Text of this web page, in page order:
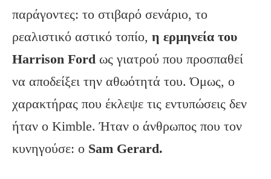
παράγοντες: το στιβαρό σενάριο, το
ρεαλιστικό αστικό τοπίο, η ερμηνεία του
Harrison Ford ως γιατρού που προσπαθεί
να αποδείξει την αθωότητά του. Όμως, ο
χαρακτήρας που έκλεψε τις εντυπώσεις δεν
ήταν ο Kimble. Ήταν ο άνθρωπος που τον
κυνηγούσε: ο Sam Gerard.